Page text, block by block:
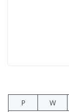
P
W